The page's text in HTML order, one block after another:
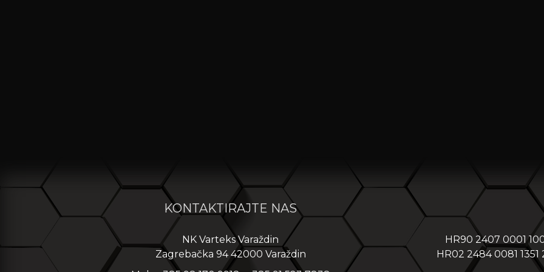
KONTAKTIRAJTE NAS
NK Varteks Varaždin
Zagrebačka 94 42000 Varaždin
HR90 2407 0001
HR02 2484 0081 1351